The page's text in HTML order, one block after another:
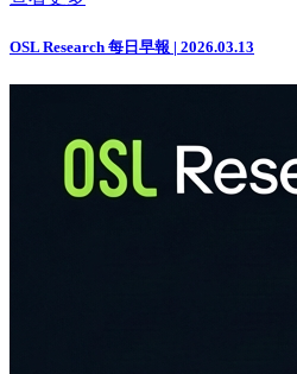
OSL Research 每日早報 | 2026.03.13